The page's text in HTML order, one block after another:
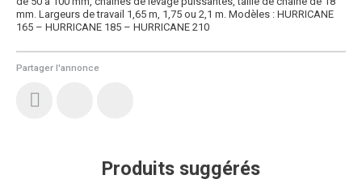
Partager l'annonce
mm. Largeurs de travail 1,65 m, 1,75 ou 2,1 m. Modèles : HURRICANE
165 – HURRICANE 185 – HURRICANE 210
Produits suggérés